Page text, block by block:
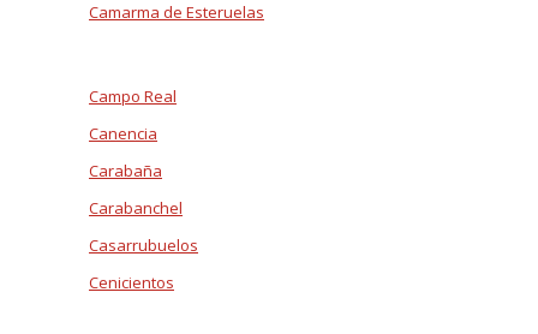
Camarma de Esteruelas
Campo Real
Canencia
Carabaña
Carabanchel
Casarrubuelos
Cenicientos